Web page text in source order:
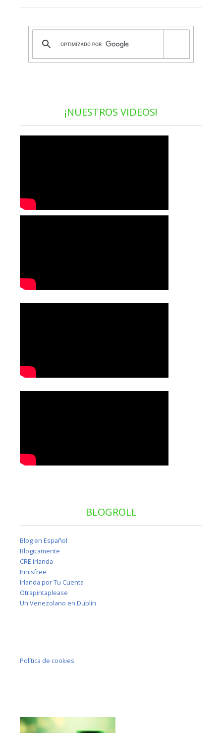
¡NUESTROS VIDEOS!
BLOGROLL
Blog en Español
Blogicamente
CRE Irlanda
Innisfree
Irlanda por Tu Cuenta
Otrapintaplease
Un Venezolano en Dublín
Política de cookies